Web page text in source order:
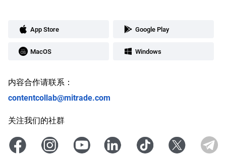
App Store Google Play
MacOS Windows
内容合作请联系：
contentcollab@mitrade.com
关注我们的社群